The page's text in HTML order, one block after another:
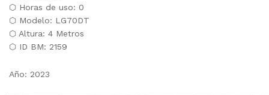
⬡ Horas de uso: 0
⬡ Modelo: LG70DT
⬡ Altura: 4 Metros
⬡ ID BM: 2159
Año: 2023